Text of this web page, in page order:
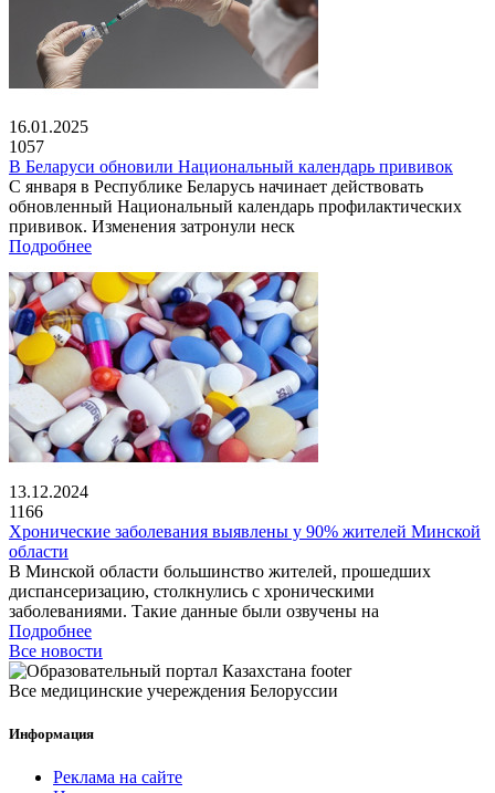
16.01.2025
1057
В Беларуси обновили Национальный календарь прививок
С января в Республике Беларусь начинает действовать
обновленный Национальный календарь профилактических
прививок. Изменения затронули неск
Подробнее
13.12.2024
1166
Хронические заболевания выявлены у 90% жителей Минской
области
В Минской области большинство жителей, прошедших
диспансеризацию, столкнулись с хроническими
заболеваниями. Такие данные были озвучены на
Подробнее
Все новости
Все медицинские учереждения Белоруссии
Информация
Реклама на сайте